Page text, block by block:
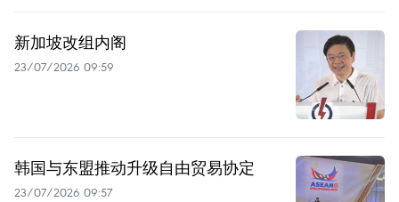
新加坡改组内阁
23/07/2026 09:59
韩国与东盟推动升级自由贸易协定
23/07/2026 09:57